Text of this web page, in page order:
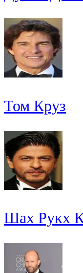
Том Круз
Шах Рукх